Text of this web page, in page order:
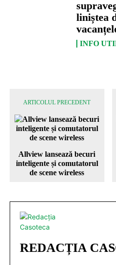
liniștea
INFO
ARTICOLUL PRECEDENT
Allview lansează becuri
inteligente și comutatorul
de scene wireless
REDACȚIA